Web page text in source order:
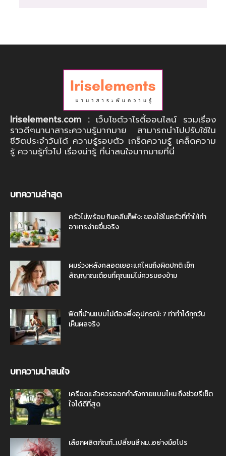
Iriselements.com : เว็บไซต์วาไรตี้ออนไลน์ รวมเรื่อง
ราวดีๆนานาสาระความรู้มากมาย สามารถนำไปปรับใช้ใน
ชีวิตประจำวันได้ ความรู้รอบตัว เกร็ดความรู้ เคล็ดความ
รู้ ความรู้ทั่วไป เรื่องน่ารู้ ที่น่าสนใจมากมายที่นี่
บทความล่าสุด
ครัวไม่พร้อม กินคลีนก็พัง: ของใช้ในครัวที่ทำให้ทำ
อาหารง่ายขึ้นจริง
ผมร่วงหลังคลอดเยอะแค่ไหนถึงผิดปกติ เช็ก
สัญญาณเตือนที่คุณแม่ไม่ควรมองข้าม
ฟิตที่บ้านแบบไม่ต้องพึ่งอุปกรณ์: 7 ท่าทำได้ทุกวัน
เห็นผลจริง
บทความน่าสนใจ
เครียดแล้วควรออกกำลังกายแบบไหน ถึงช่วยรีเซ็ต
ใจได้ดีที่สุด
เลือกผลิตภัณฑ์..เปลี่ยนสีผม..อย่างมือโปร